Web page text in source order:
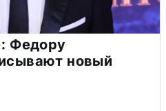
Федору
новый